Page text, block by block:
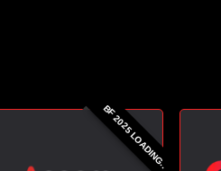
BF 2025 LOADING..